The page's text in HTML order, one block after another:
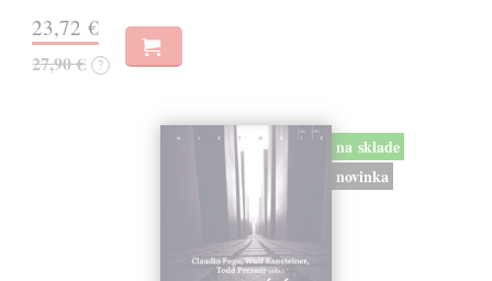
23,72 €
27,90 € ?
na sklade
novinka